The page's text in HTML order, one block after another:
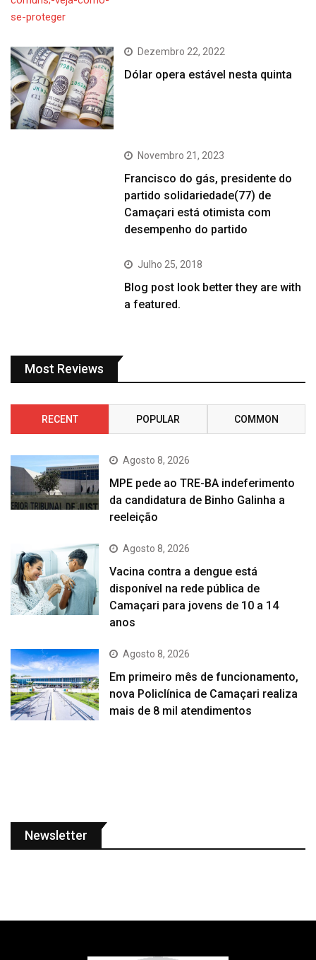
Dezembro 22, 2022
Dólar opera estável nesta quinta
Novembro 21, 2023
Francisco do gás, presidente do
partido solidariedade(77) de
Camaçari está otimista com
desempenho do partido
Julho 25, 2018
Blog post look better they are with
a featured.
Most Reviews
RECENT POPULAR COMMON
Agosto 8, 2026
MPE pede ao TRE-BA indeferimento
da candidatura de Binho Galinha a
reeleição
Agosto 8, 2026
Vacina contra a dengue está
disponível na rede pública de
Camaçari para jovens de 10 a 14
anos
Agosto 8, 2026
Em primeiro mês de funcionamento,
nova Policlínica de Camaçari realiza
mais de 8 mil atendimentos
Newsletter